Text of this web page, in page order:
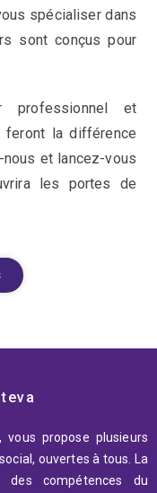
spécialiser dans
sont conçus pour
professionnel et
feront la différence
nous et lancez-vous
les portes de
propose plusieurs
ouvertes à tous. La
des compétences du